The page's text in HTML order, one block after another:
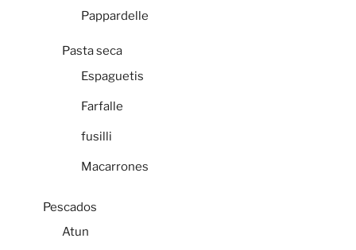
Pappardelle
Pasta seca
Espaguetis
Farfalle
fusilli
Macarrones
Pescados
Atun